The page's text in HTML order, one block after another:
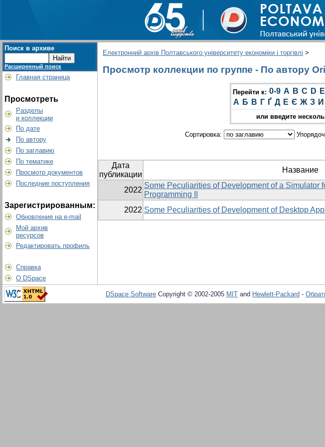
Поиск в архиве
Расширенный поиск
Главная страница
Просмотреть
Разделы
и коллекции
По дате
По автору
По заглавию
По тематике
Просмотр документов
Последние поступления
Зарегистрированным:
Обновления на e-mail
Мой архив
ресурсов
Редактировать профиль
Справка
О DSpace
Електронний архів Полтавського університету економіки і торгівлі >
Просмотр коллекции по группе - По автору
Перейти к: 0-9 A B C D E
А Б В Г Ґ Д Е Є Ж З И
или введите
Сортировка:
Дата
публикации
Название
2022
Some Peculiarities of Development of a Simulator
Programming II
2022 Some Peculiarities of Development of Desktop
DSpace Software Copyright © 2002-2005 MIT and Hewlett-Packard -